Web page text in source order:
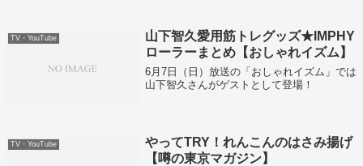
TV・YouTube
山下智久愛用筋トレグッズ★IMPHY
ローラーまとめ【おしゃれイズム】
6月7日（日）放送の「おしゃれイズム」では
山下智久さんがゲストとして登場！
TV・YouTube
やってTRY！れんこんのはさみ揚げ
【噂の東京マガジン】